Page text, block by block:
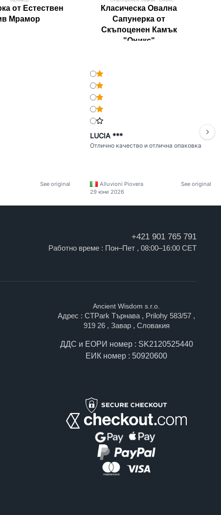
от Естествен
Мрамор
Класическа Овална
Сапунерка от
Скъпоценен Камък
"Оникс"
See original
LUCIA ***
Отлично качество и отлична опаковка
Alluvioni Piovera
See original
29 юни 2026
+421 901 765 791
Работно време : Пон–Пет , 08:00–16:00 CET
Ancient Wisdom s.r.o.
Адрес : CTPark Търнава , Prilohy 583/57 ,
919 26 , Завар , Словакия
ДДС и ЕОРИ номер : SK2120525440
ЕИК номер : 50920600